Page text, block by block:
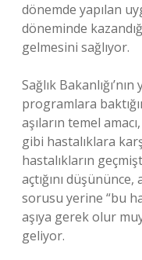
dönemde yapılan
döneminde
gelmesini sağlıyor.
Sağlık
programlara
aşıların temel
gibi hastalıklara
hastalıkların
açtığını
sorusu yerine “bu
aşıya gerek olur
geliyor.